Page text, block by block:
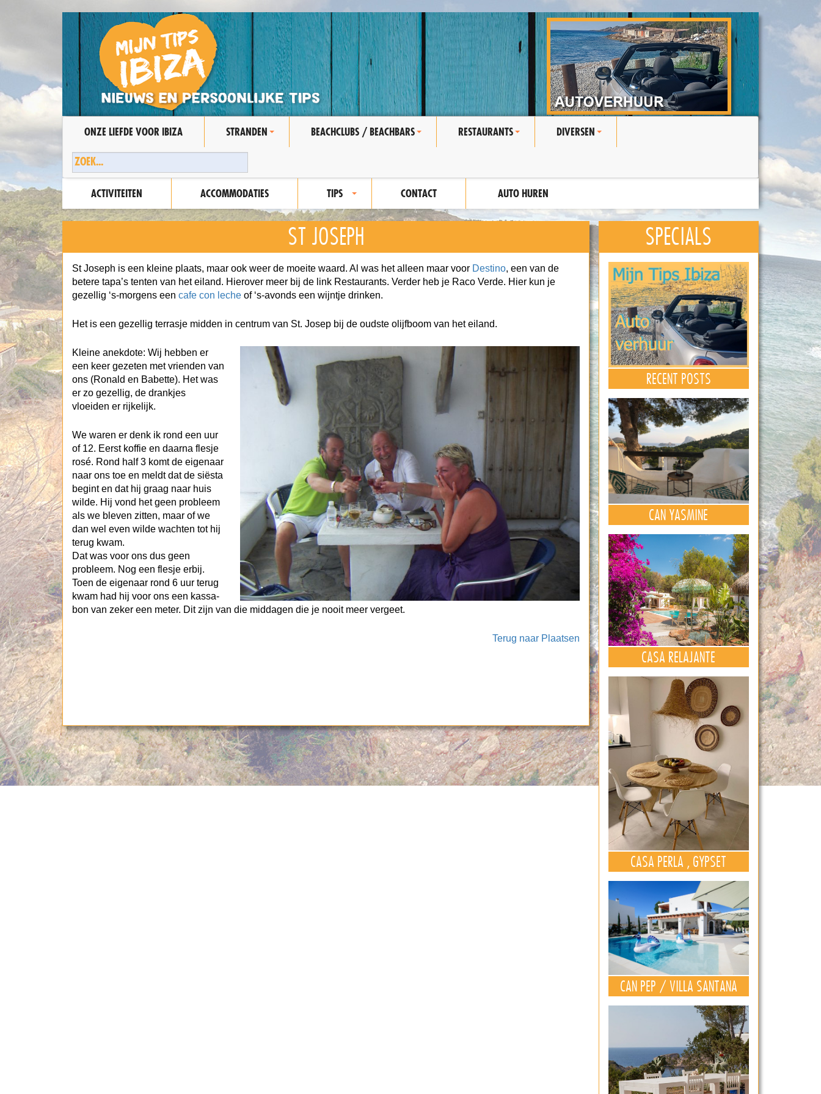
ONZE LIEFDE VOOR IBIZA STRANDEN BEACHCLUBS / BEACHBARS RESTAURANTS DIVERSEN
ACTIVITEITEN ACCOMMODATIES TIPS CONTACT AUTO HUREN
ST JOSEPH
St Joseph is een kleine plaats, maar ook weer de moeite waard. Al was het alleen maar voor Destino, een van de
betere tapa’s tenten van het eiland. Hierover meer bij de link Restaurants. Verder heb je Raco Verde. Hier kun je
gezellig ‘s-morgens een cafe con leche of ‘s-avonds een wijntje drinken.
Het is een gezellig terrasje midden in centrum van St. Josep bij de oudste olijfboom van het eiland.
Kleine anekdote: Wij hebben er
een keer gezeten met vrienden van
ons (Ronald en Babette). Het was
er zo gezellig, de drankjes
vloeiden er rijkelijk.
We waren er denk ik rond een uur
of 12. Eerst koffie en daarna flesje
rosé. Rond half 3 komt de eigenaar
naar ons toe en meldt dat de siësta
begint en dat hij graag naar huis
wilde. Hij vond het geen probleem
als we bleven zitten, maar of we
dan wel even wilde wachten tot hij
terug kwam.
Dat was voor ons dus geen
probleem. Nog een flesje erbij.
Toen de eigenaar rond 6 uur terug
kwam had hij voor ons een kassa-
bon van zeker een meter. Dit zijn van die middagen die je nooit meer vergeet.
Terug naar Plaatsen
SPECIALS
RECENT POSTS
CAN YASMINE
CASA RELAJANTE
CASA PERLA , GYPSET
CAN PEP / VILLA SANTANA